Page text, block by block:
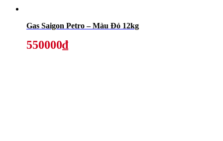
Gas Saigon Petro – Màu Đỏ 12kg
550000₫